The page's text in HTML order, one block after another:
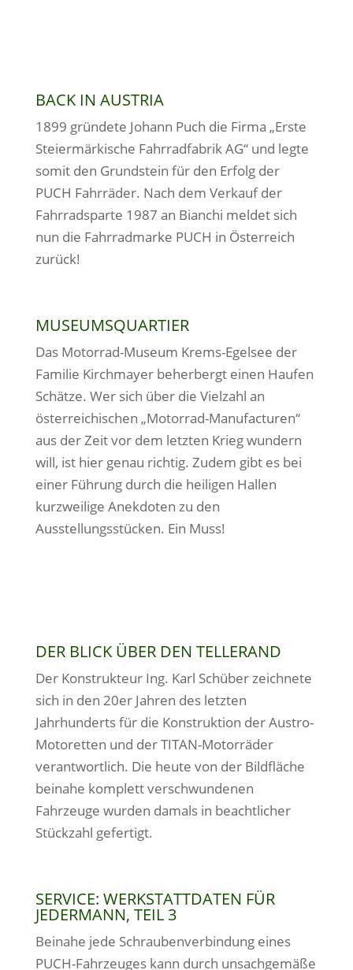
BACK IN AUSTRIA
1899 gründete Johann Puch die Firma „Erste
Steiermärkische Fahrradfabrik AG“ und legte
somit den Grundstein für den Erfolg der
PUCH Fahrräder. Nach dem Verkauf der
Fahrradsparte 1987 an Bianchi meldet sich
nun die Fahrradmarke PUCH in Österreich
zurück!
MUSEUMSQUARTIER
Das Motorrad-Museum Krems-Egelsee der
Familie Kirchmayer beherbergt einen Haufen
Schätze. Wer sich über die Vielzahl an
österreichischen „Motorrad-Manufacturen“
aus der Zeit vor dem letzten Krieg wundern
will, ist hier genau richtig. Zudem gibt es bei
einer Führung durch die heiligen Hallen
kurzweilige Anekdoten zu den
Ausstellungsstücken. Ein Muss!
DER BLICK ÜBER DEN TELLERAND
Der Konstrukteur Ing. Karl Schüber zeichnete
sich in den 20er Jahren des letzten
Jahrhunderts für die Konstruktion der Austro-
Motoretten und der TITAN-Motorräder
verantwortlich. Die heute von der Bildfläche
beinahe komplett verschwundenen
Fahrzeuge wurden damals in beachtlicher
Stückzahl gefertigt.
SERVICE: WERKSTATTDATEN FÜR
JEDERMANN, TEIL 3
Beinahe jede Schraubenverbindung eines
PUCH-Fahrzeuges kann durch unsachgemäße